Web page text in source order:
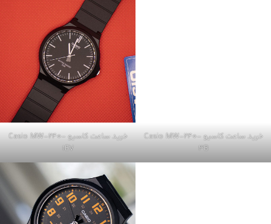
خرید ساعت کاسیو Casio MW-240-
3B
خرید ساعت کاسیو Casio MW-240-
1EV